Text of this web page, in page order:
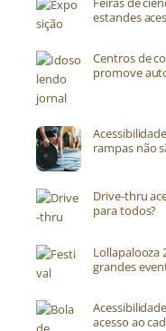
estandes
Centros de
promove
rampas não
Drive-thru
para todos?
Lollapalooza
grandes
acesso ao